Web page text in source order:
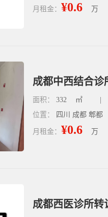
月租金： ¥0.6 万
成都中西结合诊
面积： 332 ㎡
位置：
四川 成都 郫都
月租金： ¥0.6 万
成都西医诊所转